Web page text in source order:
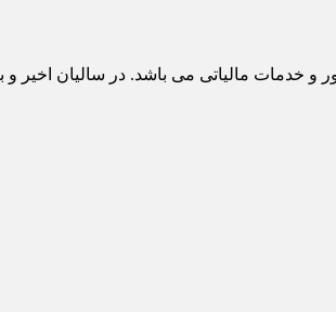
خدمات مالیاتی می باشد. در سالیان اخیر و